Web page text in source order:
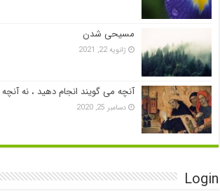
مسیحی شدن
ژانویه 22, 2021
آنچه می گویند انجام دهید ، نه
دسامبر 25, 2020
Login